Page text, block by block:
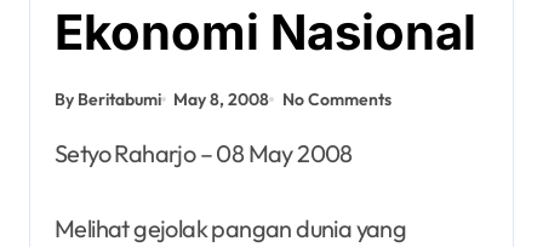
Ekonomi Nasional
By Beritabumi May 8, 2008 No Comments
Setyo Raharjo – 08 May 2008
Melihat gejolak pangan dunia yang